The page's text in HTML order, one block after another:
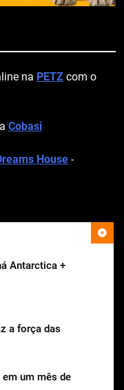
Antarctica +
a força das
um mês de
na PETZ com o
Cobasi
House -